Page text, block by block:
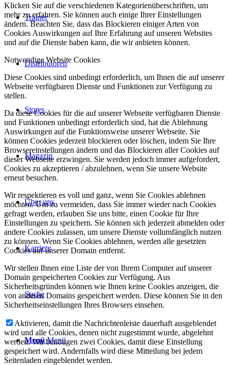
Trainer
Distributoren
Stores
Magazin
Über uns
Karriere
Suche
Menü Menü
Klicken Sie auf die verschiedenen Kategorienüberschriften, um
mehr zu erfahren. Sie können auch einige Ihrer Einstellungen
ändern. Beachten Sie, dass das Blockieren einiger Arten von
Cookies Auswirkungen auf Ihre Erfahrung auf unseren Websites
und auf die Dienste haben kann, die wir anbieten können.
Notwendige Website Cookies
Diese Cookies sind unbedingt erforderlich, um Ihnen die auf unserer
Webseite verfügbaren Dienste und Funktionen zur Verfügung zu
stellen.
Da diese Cookies für die auf unserer Webseite verfügbaren Dienste
und Funktionen unbedingt erforderlich sind, hat die Ablehnung
Auswirkungen auf die Funktionsweise unserer Webseite. Sie
können Cookies jederzeit blockieren oder löschen, indem Sie Ihre
Browsereinstellungen ändern und das Blockieren aller Cookies auf
dieser Webseite erzwingen. Sie werden jedoch immer aufgefordert,
Cookies zu akzeptieren / abzulehnen, wenn Sie unsere Website
erneut besuchen.
Wir respektieren es voll und ganz, wenn Sie Cookies ablehnen
möchten. Um zu vermeiden, dass Sie immer wieder nach Cookies
gefragt werden, erlauben Sie uns bitte, einen Cookie für Ihre
Einstellungen zu speichern. Sie können sich jederzeit abmelden oder
andere Cookies zulassen, um unsere Dienste vollumfänglich nutzen
zu können. Wenn Sie Cookies ablehnen, werden alle gesetzten
Cookies auf unserer Domain entfernt.
Wir stellen Ihnen eine Liste der von Ihrem Computer auf unserer
Domain gespeicherten Cookies zur Verfügung. Aus
Sicherheitsgründen können wie Ihnen keine Cookies anzeigen, die
von anderen Domains gespeichert werden. Diese können Sie in den
Sicherheitseinstellungen Ihres Browsers einsehen.
Aktivieren, damit die Nachrichtenleiste dauerhaft ausgeblendet
wird und alle Cookies, denen nicht zugestimmt wurde, abgelehnt
werden. Wir benötigen zwei Cookies, damit diese Einstellung
gespeichert wird. Andernfalls wird diese Mitteilung bei jedem
Seitenladen eingeblendet werden.